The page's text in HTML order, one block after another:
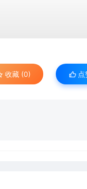
收藏 (0) 点